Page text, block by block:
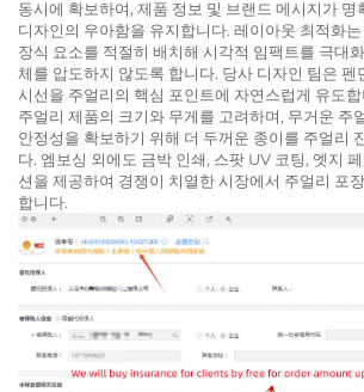
동시에 확보하여, 제품 정보 및 브랜드 메시지가 명
디자인의 우아함을 유지합니다. 레이아웃 최적화
장식 요소를 적절히 배치해 시각적 임팩트를 극대
체를 압도하지 않도록 합니다. 당사 디자인 팀은 펜
시선을 주얼리의 핵심 포인트에 자연스럽게 유도
주얼리 제품의 크기와 무게를 고려하며, 무거운 주
안정성을 확보하기 위해 더 두꺼운 종이를 주얼리
다. 엠보싱 외에도 금박 인쇄, 스팟 UV 코팅, 엣지
션을 제공하여 경쟁이 치열한 시장에서 주얼리 포
합니다.